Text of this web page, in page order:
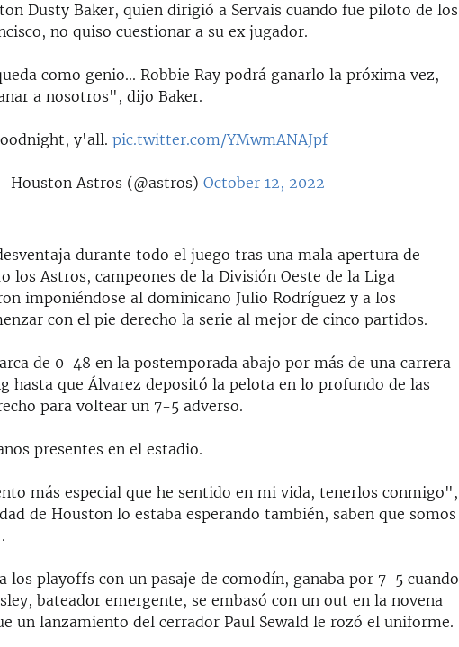
Dusty Baker, quien dirigió a Servais cuando fue piloto de los
no quiso cuestionar a su ex jugador.
como genio... Robbie Ray podrá ganarlo la próxima vez,
a nosotros", dijo Baker.
y'all. pic.twitter.com/YMwmANAJpf
Houston Astros (@astros) October 12, 2022
durante todo el juego tras una mala apertura de
los Astros, campeones de la División Oeste de la Liga
imponiéndose al dominicano Julio Rodríguez y a los
con el pie derecho la serie al mejor de cinco partidos.
de 0-48 en la postemporada abajo por más de una carrera
hasta que Álvarez depositó la pelota en lo profundo de las
para voltear un 7-5 adverso.
presentes en el estadio.
más especial que he sentido en mi vida, tenerlos conmigo",
de Houston lo estaba esperando también, saben que somos
los playoffs con un pasaje de comodín, ganaba por 7-5 cuando
bateador emergente, se embasó con un out en la novena
un lanzamiento del cerrador Paul Sewald le rozó el uniforme.